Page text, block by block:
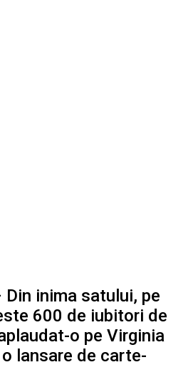
Din inima satului, pe
600 de iubitori de
o pe Virginia
lansare de carte-